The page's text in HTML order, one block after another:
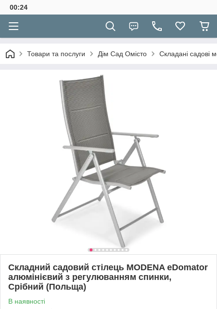
00:24
Товари та послуги Дім Сад Омісто Складані садові
Складний садовий стілець MODENA eDomator
алюмінієвий з регулюванням спинки,
Срібний (Польща)
В наявності